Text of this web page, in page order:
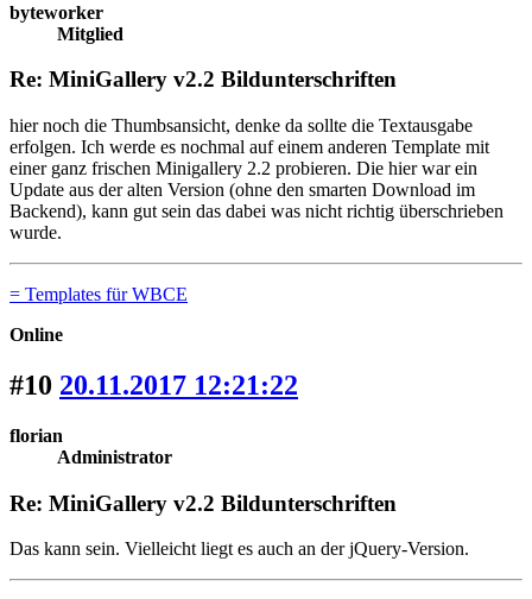
byteworker
Mitglied
Re: MiniGallery v2.2 Bildunterschriften
hier noch die Thumbsansicht, denke da sollte die Textausgabe
erfolgen. Ich werde es nochmal auf einem anderen Template mit
einer ganz frischen Minigallery 2.2 probieren. Die hier war ein
Update aus der alten Version (ohne den smarten Download im
Backend), kann gut sein das dabei was nicht richtig überschrieben
wurde.
= Templates für WBCE
Online
#10 20.11.2017 12:21:22
florian
Administrator
Re: MiniGallery v2.2 Bildunterschriften
Das kann sein. Vielleicht liegt es auch an der jQuery-Version.